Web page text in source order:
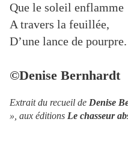
Que le soleil enflamme
A travers la feuillée,
D’une lance de pourpre.
©Denise Bernhardt
Extrait du recueil de Denise
», aux éditions Le chasseur